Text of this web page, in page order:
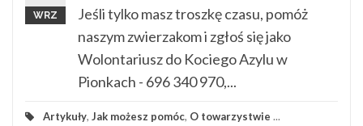
WRZ
Jeśli tylko masz troszkę czasu, pomóż
naszym zwierzakom i zgłoś się jako
Wolontariusz do Kociego Azylu w
Pionkach - 696 340 970,...
Artykuły, Jak możesz pomóc, O towarzystwie ...